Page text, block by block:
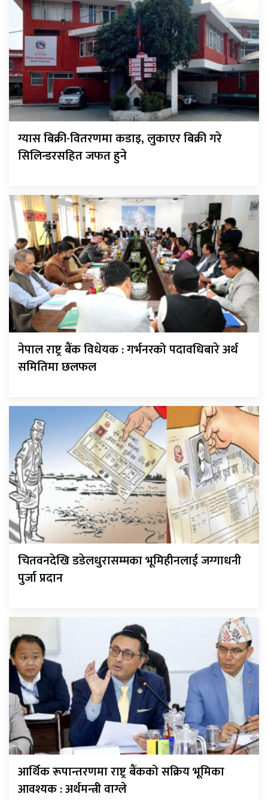
ग्यास बिक्री-वितरणमा कडाइ, लुकाएर बिक्री गरे
सिलिन्डरसहित जफत हुने
नेपाल राष्ट्र बैंक विधेयक : गर्भनरको पदावधिबारे अर्थ
समितिमा छलफल
चितवनदेखि डडेलधुरासम्मका भूमिहीनलाई जग्गाधनी
पुर्जा प्रदान
आर्थिक रूपान्तरणमा राष्ट्र बैंकको सक्रिय भूमिका
आवश्यक : अर्थमन्त्री वाग्ले